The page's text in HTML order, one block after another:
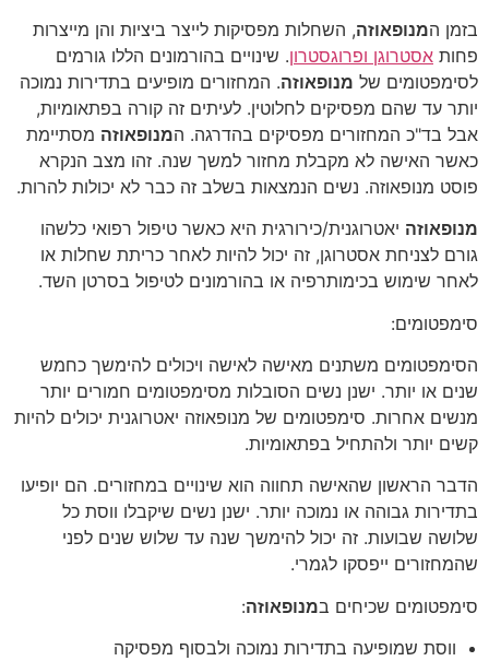
בזמן המנופאוזה, השחלות מפסיקות לייצר ביציות והן מייצרות
פחות אסטרוגן ופרוגסטרון. שינויים בהורמונים הללו גורמים
לסימפטומים של מנופאוזה. המחזורים מופיעים בתדירות נמוכה
יותר עד שהם מפסיקים לחלוטין. לעיתים זה קורה בפתאומיות,
אבל בד"כ המחזורים מפסיקים בהדרגה. המנופאוזה מסתיימת
כאשר האישה לא מקבלת מחזור למשך שנה. זהו מצב הנקרא
פוסט מנופאוזה. נשים הנמצאות בשלב זה כבר לא יכולות להרות.
מנופאוזה יאטרוגנית/כירורגית היא כאשר טיפול רפואי כלשהו
גורם לצניחת אסטרוגן, זה יכול להיות לאחר כריתת שחלות או
לאחר שימוש בכימותרפיה או בהורמונים לטיפול בסרטן השד.
סימפטומים:
הסימפטומים משתנים מאישה לאישה ויכולים להימשך כחמש
שנים או יותר. ישנן נשים הסובלות מסימפטומים חמורים יותר
מנשים אחרות. סימפטומים של מנופאוזה יאטרוגנית יכולים להיות
קשים יותר ולהתחיל בפתאומיות.
הדבר הראשון שהאישה תחווה הוא שינויים במחזורים. הם יופיעו
בתדירות גבוהה או נמוכה יותר. ישנן נשים שיקבלו ווסת כל
שלושה שבועות. זה יכול להימשך שנה עד שלוש שנים לפני
שהמחזורים ייפסקו לגמרי.
סימפטומים שכיחים במנופאוזה:
ווסת שמופיעה בתדירות נמוכה ולבסוף מפסיקה